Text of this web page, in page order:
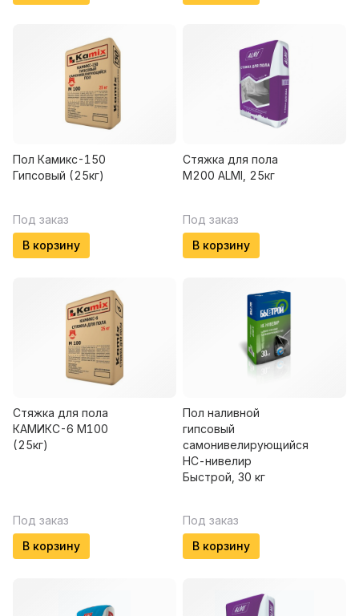
Пол Камикс-150
Гипсовый (25кг)
Под заказ
В корзину
Стяжка для пола
М200 ALMI, 25кг
Под заказ
В корзину
Стяжка для пола
КАМИКС-6 М100
(25кг)
Под заказ
В корзину
Пол наливной
гипсовый
самонивелирующийся
НС-нивелир
Быстрой, 30 кг
Под заказ
В корзину